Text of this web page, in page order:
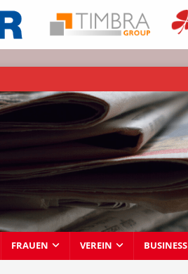
FRAUEN VEREIN BUSINESS